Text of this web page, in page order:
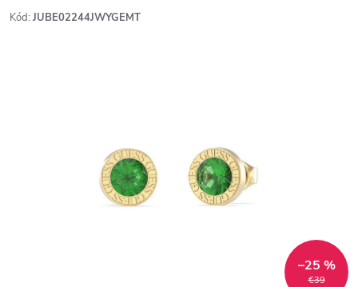
Kód: JUBE02244JWYGEMT
€39
–25 %